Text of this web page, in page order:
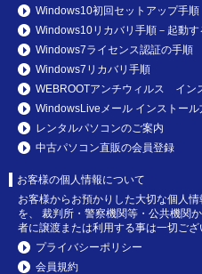
Windows10初回セットアップ手順
Windows10リカバリ手順－起動す
Windows7ライセンス認証の手順
Windows7リカバリ手順
WEBROOTアンチウィルス イン
WindowsLiveメール インストール
レンタルパソコンのご案内
中古パソコン直販の会員登録
お客様の個人情報について
お客様からお預かりした大切な個人
を、 裁判所・警察機関等・公共機関
者に譲渡または利用する事は一切ござ
プライバシーポリシー
会員規約